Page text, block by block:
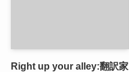
Right up your alley:翻訳家